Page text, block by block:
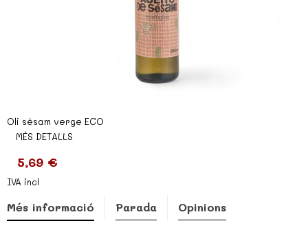
Oli sèsam verge ECO
MÉS DETALLS
5,69 €
IVA incl
Més informació Parada Opinions